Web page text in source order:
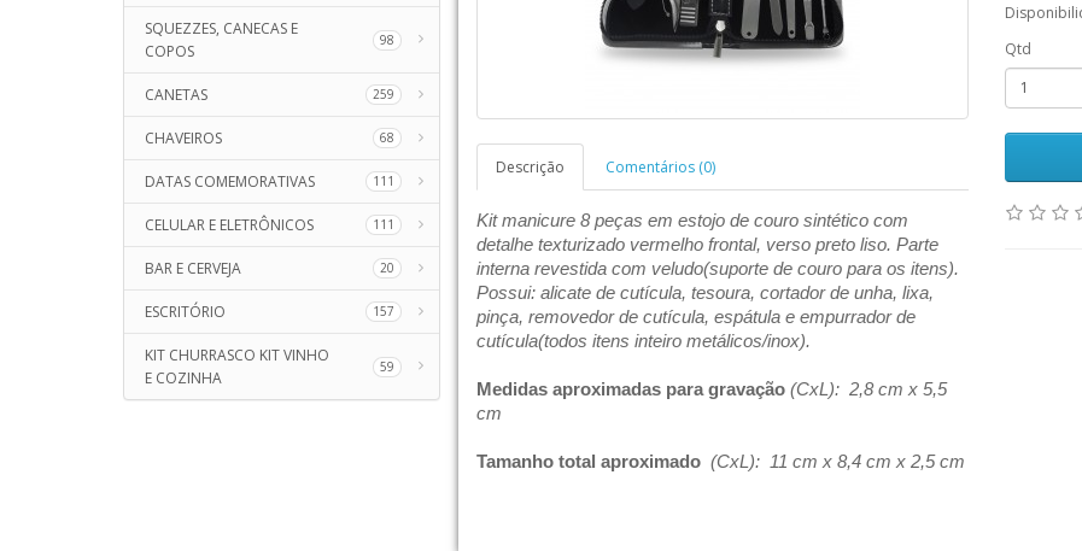
SQUEZZES, CANECAS E
COPOS
98
CANETAS 259
CHAVEIROS 68
DATAS COMEMORATIVAS 111
CELULAR E ELETRÔNICOS 111
BAR E CERVEJA 20
ESCRITÓRIO 157
KIT CHURRASCO KIT VINHO
E COZINHA
59
Descrição Comentários (0)
Kit manicure 8 peças em estojo de couro sintético com
detalhe texturizado vermelho frontal, verso preto liso. Parte
interna revestida com veludo(suporte de couro para os itens).
Possui: alicate de cutícula, tesoura, cortador de unha, lixa,
pinça, removedor de cutícula, espátula e empurrador de
cutícula(todos itens inteiro metálicos/inox).
Medidas aproximadas para gravação(CxL): 2,8 cm x 5,5
cm
Tamanho total aproximado (CxL): 11 cm x 8,4 cm x 2,5 cm
Qtd